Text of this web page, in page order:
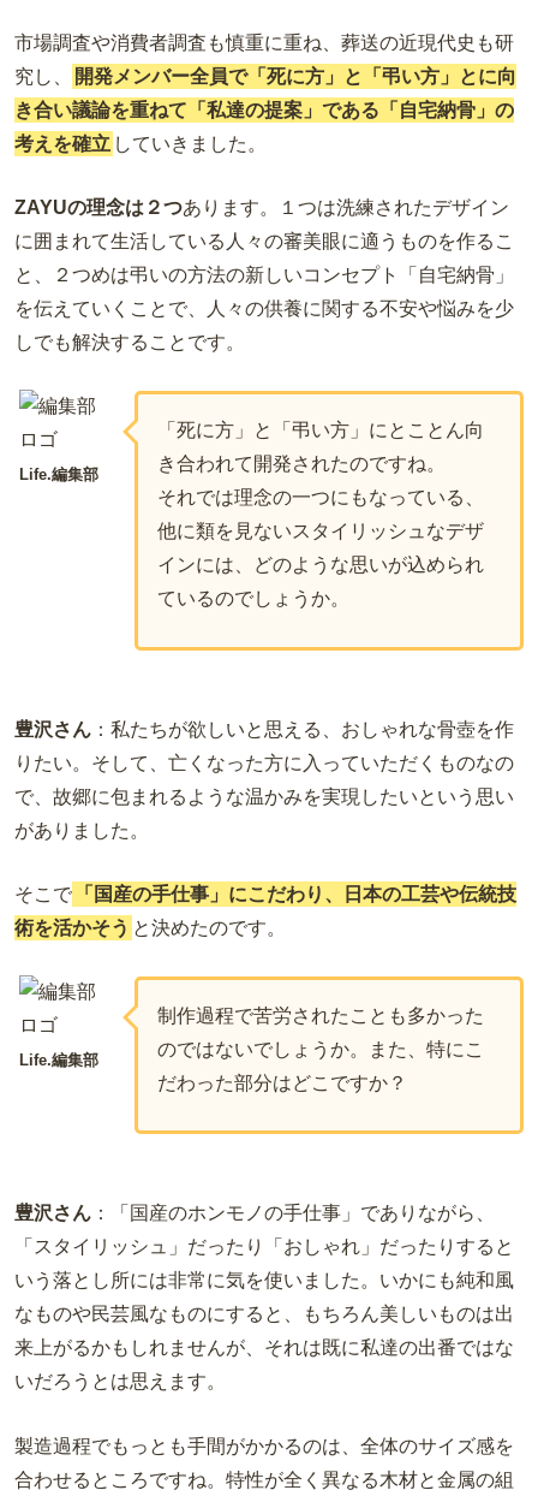
市場調査や消費者調査も慎重に重ね、葬送の近現代史も研
究し、
開発メンバー全員で「死に方」と「弔い方」とに向
き合い議論を重ねて「私達の提案」である「自宅納骨」の
考えを確立 していきました。
ZAYUの理念は２つあります。１つは洗練されたデザイン
に囲まれて生活している人々の審美眼に適うものを作るこ
と、２つめは弔いの方法の新しいコンセプト「自宅納骨」
を伝えていくことで、人々の供養に関する不安や悩みを少
しでも解決することです。
Life.編集部
「死に方」と「弔い方」にとことん向
き合われて開発されたのですね。
それでは理念の一つにもなっている、
他に類を見ないスタイリッシュなデザ
インには、どのような思いが込められ
ているのでしょうか。
豊沢さん ： 私たちが欲しいと思える、おしゃれな骨壺を作
りたい。そして、亡くなった方に入っていただくものなの
で、故郷に包まれるような温かみを実現したいという思い
がありました。
そこで
「国産の手仕事」にこだわり、日本の工芸や伝統技
術を活かそう と決めたのです。
Life.編集部
制作過程で苦労されたことも多かった
のではないでしょうか。また、特にこ
だわった部分はどこですか？
豊沢さん ：
「国産のホンモノの手仕事」でありながら、
「スタイリッシュ」だったり「おしゃれ」だったりすると
いう落とし所には非常に気を使いました。いかにも純和風
なものや民芸風なものにすると、もちろん美しいものは出
来上がるかもしれませんが、それは既に私達の出番ではな
いだろうとは思えます。
製造過程でもっとも手間がかかるのは、全体のサイズ感を
合わせるところですね。特性が全く異なる木材と金属の組